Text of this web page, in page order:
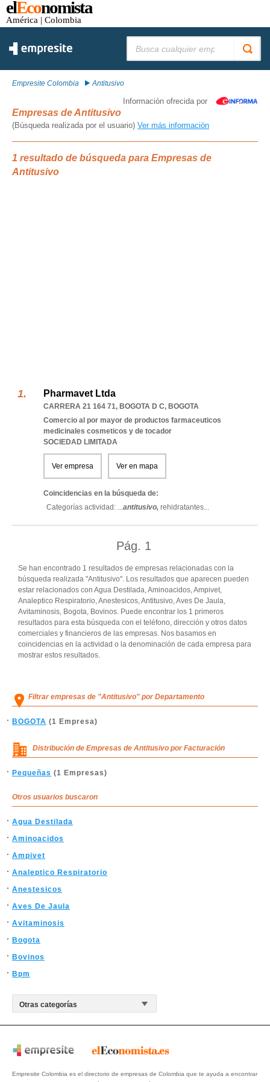
elEconomista
América | Colombia
Empresite Colombia Antitusivo
Información ofrecida por
Empresas de Antitusivo
(Búsqueda realizada por el usuario) Ver más información
1 resultado de búsqueda para Empresas de
Antitusivo
Pharmavet Ltda
CARRERA 21 164 71, BOGOTA D C, BOGOTA
Comercio al por mayor de productos farmaceuticos
medicinales cosmeticos y de tocador
SOCIEDAD LIMITADA
Ver empresa Ver en mapa
Coincidencias en la búsqueda de:
Categorías actividad: ...antitusivo, rehidratantes...
Pág. 1
Se han encontrado 1 resultados de empresas relacionadas con la
búsqueda realizada "Antitusivo". Los resultados que aparecen pueden
estar relacionados con Agua Destilada, Aminoacidos, Ampivet,
Analeptico Respiratorio, Anestesicos, Antitusivo, Aves De Jaula,
Avitaminosis, Bogota, Bovinos. Puede encontrar los 1 primeros
resultados para esta búsqueda con el teléfono, dirección y otros datos
comerciales y financieros de las empresas. Nos basamos en
coincidencias en la actividad o la denominación de cada empresa para
mostrar estos resultados.
Filtrar empresas de "Antitusivo" por Departamento
BOGOTA (1 Empresa)
Distribución de Empresas de Antitusivo por Facturación
Pequeñas (1 Empresas)
Otros usuarios buscaron
Agua Destilada
Aminoacidos
Ampivet
Analeptico Respiratorio
Anestesicos
Aves De Jaula
Avitaminosis
Bogota
Bovinos
Bpm
Empresite Colombia es el directorio de empresas de Colombia que te ayuda a encontrar